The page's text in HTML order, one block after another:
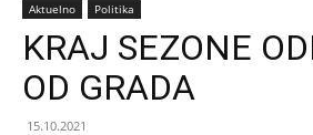
Aktuelno Politika
KRAJ SEZONE
OD GRADA
15.10.2021